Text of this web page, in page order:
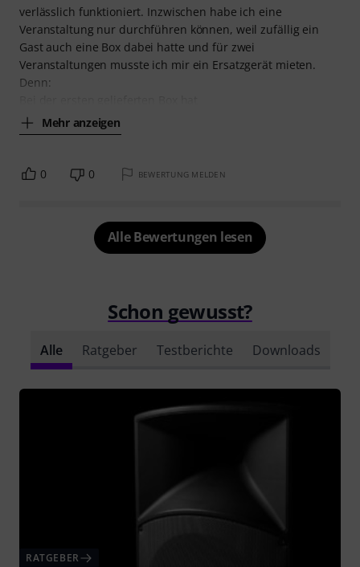
verlässlich funktioniert. Inzwischen habe ich eine
Veranstaltung nur durchführen können, weil zufällig ein
Gast auch eine Box dabei hatte und für zwei
Veranstaltungen musste ich mir ein Ersatzgerät mieten.
Denn:
Mehr anzeigen
0 0 BEWERTUNG MELDEN
Alle Bewertungen lesen
Schon gewusst?
Alle Ratgeber Testberichte Downloads
RATGEBER